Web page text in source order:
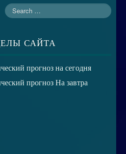
САЙТА
прогноз на сегодня
прогноз На завтра